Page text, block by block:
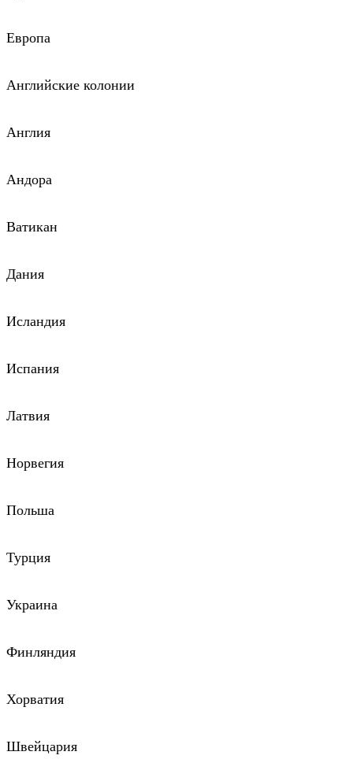
Европа
Английские колонии
Англия
Андора
Ватикан
Дания
Исландия
Испания
Латвия
Норвегия
Польша
Турция
Украина
Финляндия
Хорватия
Швейцария